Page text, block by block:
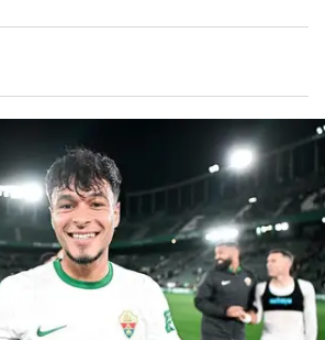
Como el perro y el
Equipo de
Operación Viuda
La Rioja
País Vasco
Elecciones